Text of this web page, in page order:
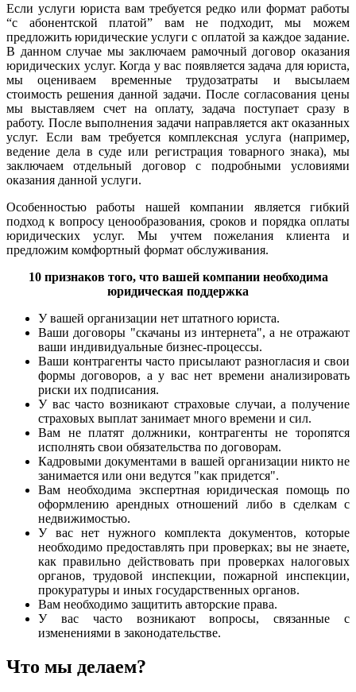
Если услуги юриста вам требуется редко или формат работы
“с абонентской платой” вам не подходит, мы можем
предложить юридические услуги с оплатой за каждое задание.
В данном случае мы заключаем рамочный договор оказания
юридических услуг. Когда у вас появляется задача для юриста,
мы оцениваем временные трудозатраты и высылаем
стоимость решения данной задачи. После согласования цены
мы выставляем счет на оплату, задача поступает сразу в
работу. После выполнения задачи направляется акт оказанных
услуг. Если вам требуется комплексная услуга (например,
ведение дела в суде или регистрация товарного знака), мы
заключаем отдельный договор с подробными условиями
оказания данной услуги.
Особенностью работы нашей компании является гибкий
подход к вопросу ценообразования, сроков и порядка оплаты
юридических услуг. Мы учтем пожелания клиента и
предложим комфортный формат обслуживания.
10 признаков того, что вашей компании необходима
юридическая поддержка
У вашей организации нет штатного юриста.
Ваши договоры "скачаны из интернета", а не отражают
ваши индивидуальные бизнес-процессы.
Ваши контрагенты часто присылают разногласия и свои
формы договоров, а у вас нет времени анализировать
риски их подписания.
У вас часто возникают страховые случаи, а получение
страховых выплат занимает много времени и сил.
Вам не платят должники, контрагенты не торопятся
исполнять свои обязательства по договорам.
Кадровыми документами в вашей организации никто не
занимается или они ведутся "как придется".
Вам необходима экспертная юридическая помощь по
оформлению арендных отношений либо в сделкам с
недвижимостью.
У вас нет нужного комплекта документов, которые
необходимо предоставлять при проверках; вы не знаете,
как правильно действовать при проверках налоговых
органов, трудовой инспекции, пожарной инспекции,
прокуратуры и иных государственных органов.
Вам необходимо защитить авторские права.
У вас часто возникают вопросы, связанные с
изменениями в законодательстве.
Что мы делаем?